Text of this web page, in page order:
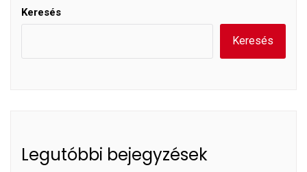
Keresés
Keresés
Legutóbbi bejegyzések